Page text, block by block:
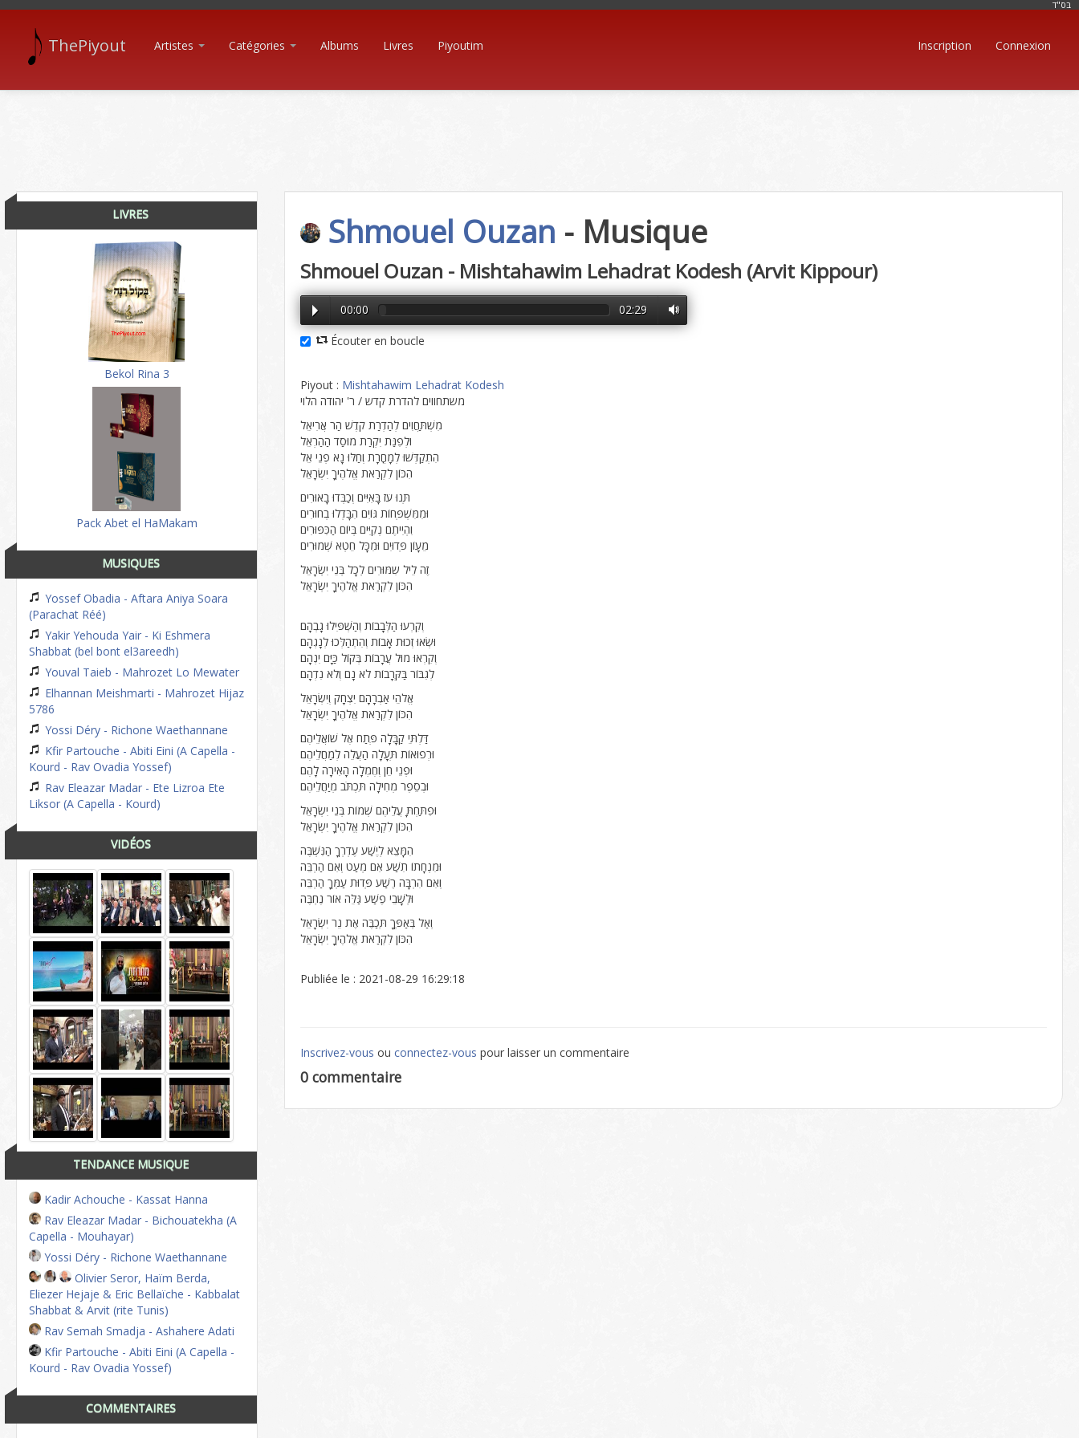
בּס"ד
ThePiyout Artistes Catégories Albums Livres Piyoutim Inscription Connexion
LIVRES
Bekol Rina 3
Pack Abet el HaMakam
MUSIQUES
Yossef Obadia - Aftara Aniya Soara
(Parachat Réé)
Yakir Yehouda Yair - Ki Eshmera
Shabbat (bel bont el3areedh)
Youval Taieb - Mahrozet Lo Mewater
Elhannan Meishmarti - Mahrozet Hijaz
5786
Yossi Déry - Richone Waethannane
Kfir Partouche - Abiti Eini (A Capella -
Kourd - Rav Ovadia Yossef)
Rav Eleazar Madar - Ete Lizroa Ete
Liksor (A Capella - Kourd)
VIDÉOS
TENDANCE MUSIQUE
Kadir Achouche - Kassat Hanna
Rav Eleazar Madar - Bichouatekha (A
Capella - Mouhayar)
Yossi Déry - Richone Waethannane
Olivier Seror, Haïm Berda,
Eliezer Hejaje & Eric Bellaïche - Kabbalat
Shabbat & Arvit (rite Tunis)
Rav Semah Smadja - Ashahere Adati
Kfir Partouche - Abiti Eini (A Capella -
Kourd - Rav Ovadia Yossef)
COMMENTAIRES
Shmouel Ouzan - Musique
Shmouel Ouzan - Mishtahawim Lehadrat Kodesh (Arvit Kippour)
00:00 02:29
Écouter en boucle
Piyout : Mishtahawim Lehadrat Kodesh
משתחווים להדרת קדש / ר' יהודה הלוי
מִשְׁתַּחֲוִים לְהַדְרַת קֹדֶשׁ הַר אֲרִיאֵל
וּלְפִנַּת יִקְרַת מוּסַד הַהַרְאֵל
הִתְקַדְּשׁוּ לְמָחֳרָת וְחַלּוּ נָא פְנֵי אֵל
הִכּוֹן לִקְרַאת אֱלֹהֶיךָ יִשְׂרָאֵל
תְּנוּ עֹז בָּאִיִּים וְכַבְּדוּ בָאוּרִים
וּמִמִּשְׁפְּחוֹת גּוֹיִם הִבָּדְלוּ בְחוּרִים
וִהְיִיתֶם נְקִיִּים בְּיוֹם הַכִּפּוּרִים
מֵעָוֹן פְּדוּיִם וּמִכָּל חֵטְא שְׁמוּרִים
זֶה לֵיל שִמּוּרִים לְכָל בְּנֵי יִשְׂרָאֵל
הִכּוֹן לִקְרַאת אֱלֹהֶיךָ יִשְׂרָאֵל
וְקִרְעוּ הַלְּבָבוֹת וְהַשְׁפִּילוּ גָבְהָם
וּשְׂאוּ זְכוּת אָבוֹת וְהִתְהַלְּכוּ לְנָגְהָם
וְקִרְאוּ מוּל עֲרָבוֹת בְּקוֹל כַּיָּם יִנְהָם
לְגִבּוֹר בַּקְּרָבוֹת לֹא נָם וְלֹא נִדְהָם
אֱלֹהֵי אַבְרָהָם יִצְחָק וְיִשְׂרָאֵל
הִכּוֹן לִקְרַאת אֱלֹהֶיךָ יִשְׂרָאֵל
דַּלְתֵּי קַבָּלָה פְּתַח אֶל שׁוֹאֲלֵיהֶם
וּרְפוּאוֹת תְּעָלָה הַעֲלֵה לְמַחֲלֵיהֶם
וּפְנֵי חֵן וְחֶמְלָה הָאִירָה לָהֶם
וּבְסֵפֶר מְחִילָה תִּכְתֹּב מְיַחֲלֵיהֶם
וּפִתַּחְתָּ עֲלֵיהֶם שְׁמוֹת בְּנֵי יִשְׂרָאֵל
הִכּוֹן לִקְרַאת אֱלֹהֶיךָ יִשְׂרָאֵל
הִמָּצֵא לְיֶשַׁע עֶדְרְךָ הַנִּשְׁבֶּה
וּמִנְחָתוֹ תִשַׁע אִם מְעַט וְאִם הַרְבֵּה
וְאִם הִרְבָּה רֶשַׁע פְּדוּת עַמְּךָ הַרְבֵּה
וּלְשָׁבֵי פֶשַׁע גַּלֵּה אוֹר נֶחְבֶּה
וְאַל בְּאַפְּךָ תְּכַבֶּה אֶת נֵר יִשְׂרָאֵל
הִכּוֹן לִקְרַאת אֱלֹהֶיךָ יִשְׂרָאֵל
Publiée le : 2021-08-29 16:29:18
Inscrivez-vous ouconnectez-vous pour laisser un commentaire
0 commentaire